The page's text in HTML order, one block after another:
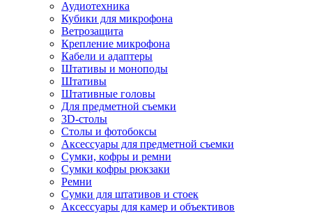
Аудиотехника
Кубики для микрофона
Ветрозащита
Крепление микрофона
Кабели и адаптеры
Штативы и моноподы
Штативы
Штативные головы
Для предметной съемки
3D-столы
Столы и фотобоксы
Аксессуары для предметной съемки
Сумки, кофры и ремни
Сумки кофры рюкзаки
Ремни
Сумки для штативов и стоек
Аксессуары для камер и объективов